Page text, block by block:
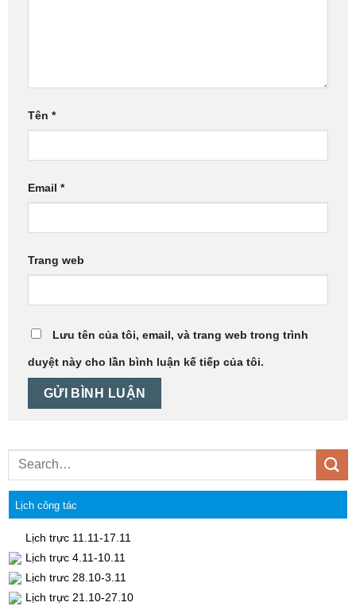
Tên *
Email *
Trang web
Lưu tên của tôi, email, và trang web trong trình
duyệt này cho lần bình luận kế tiếp của tôi.
Lịch công tác
Lịch trực 11.11-17.11
Lịch trực 4.11-10.11
Lịch trưc 28.10-3.11
Lịch trực 21.10-27.10